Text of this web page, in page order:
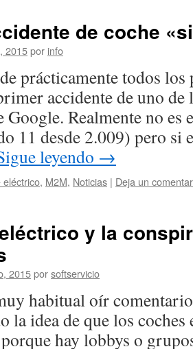
de coche
2015por info
prácticamente todos
accidente de uno de
Google. Realmente no es
11 desde 2.009) pero si
leyendo →
eléctrico, M2M, Noticias | Deja un
y la
2015porsoftservicio
habitual oír
la idea de que los
hay lobbys o